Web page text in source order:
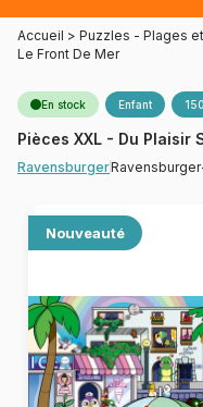
Accueil > Puzzles - Plages
Le Front De Mer
En stock Enfant
Pièces XXL - Du Plaisir
Ravensburger
Nouveauté